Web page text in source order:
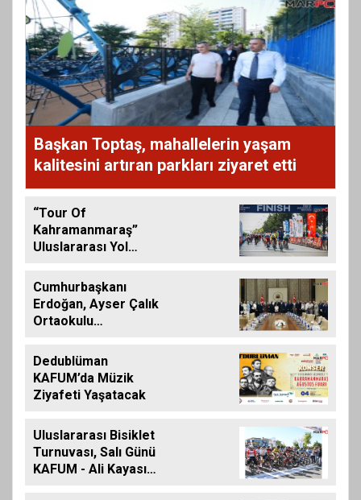
Başkan Toptaş, mahallelerin yaşam
kalitesini artıran parkları ziyaret etti
“Tour Of
Kahramanmaraş”
Uluslararası Yol
Tamamlandı
Cumhurbaşkanı
Erdoğan, Ayser Çalık
Ortaokulu
Aileleriyle Bir Araya
Geldi
Dedublüman
KAFUM’da Müzik
Ziyafeti Yaşatacak
Uluslararası Bisiklet
Turnuvası, Salı Günü
KAFUM - Ali Kayası